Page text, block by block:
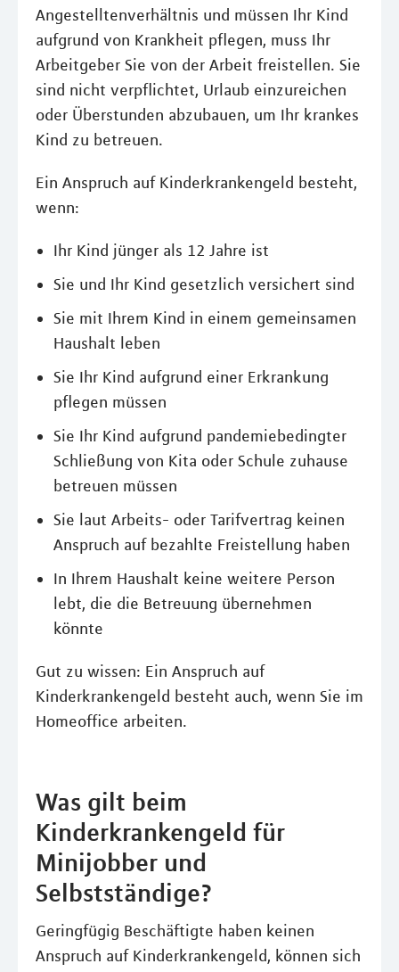
Angestelltenverhältnis und müssen Ihr Kind
aufgrund von Krankheit pflegen, muss Ihr
Arbeitgeber Sie von der Arbeit freistellen. Sie
sind nicht verpflichtet, Urlaub einzureichen
oder Überstunden abzubauen, um Ihr krankes
Kind zu betreuen.
Ein Anspruch auf Kinderkrankengeld besteht,
wenn:
Ihr Kind jünger als 12 Jahre ist
Sie und Ihr Kind gesetzlich versichert sind
Sie mit Ihrem Kind in einem gemeinsamen
Haushalt leben
Sie Ihr Kind aufgrund einer Erkrankung
pflegen müssen
Sie Ihr Kind aufgrund pandemiebedingter
Schließung von Kita oder Schule zuhause
betreuen müssen
Sie laut Arbeits- oder Tarifvertrag keinen
Anspruch auf bezahlte Freistellung haben
In Ihrem Haushalt keine weitere Person
lebt, die die Betreuung übernehmen
könnte
Gut zu wissen: Ein Anspruch auf
Kinderkrankengeld besteht auch, wenn Sie im
Homeoffice arbeiten.
Was gilt beim
Kinderkrankengeld für
Minijobber und
Selbstständige?
Geringfügig Beschäftigte haben keinen
Anspruch auf Kinderkrankengeld, können sich